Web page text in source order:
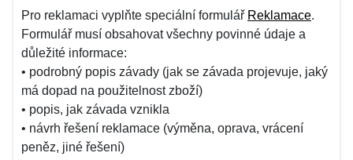
Pro reklamaci vyplňte speciální formulář Reklamace.
Formulář musí obsahovat všechny povinné údaje a
důležité informace:
• podrobný popis závady (jak se závada projevuje, jaký
má dopad na použitelnost zboží)
• popis, jak závada vznikla
• návrh řešení reklamace (výměna, oprava, vrácení
peněz, jiné řešení)